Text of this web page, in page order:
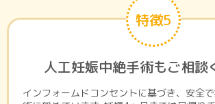
特徴5
人工妊娠中絶手術もご相談
インフォームドコンセントに基づき、安全